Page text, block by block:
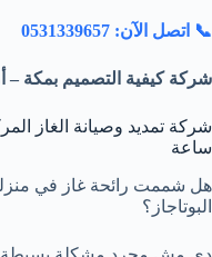
📞 اتصل الآن: 0531339657
شركة كيفية التصميم بمكة –
ساعة
هل شممت رائحة غاز في
البوتاجاز؟